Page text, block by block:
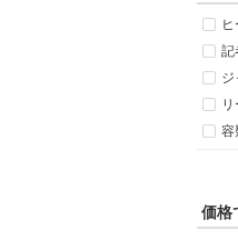
記
ジ
容
価格